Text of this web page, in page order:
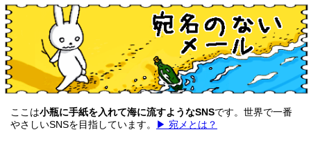
ここは小瓶に手紙を入れて海に流すようなSNSです。世界で一番
やさしいSNSを目指しています。
▶ 宛メとは？